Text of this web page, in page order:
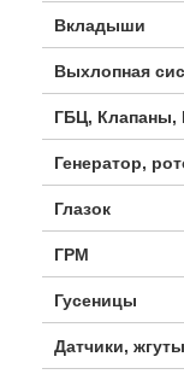
Вкладыши
Выхлопная
ГБЦ, Клапаны,
Генератор,
Глазок
ГРМ
Гусеницы
Датчики,